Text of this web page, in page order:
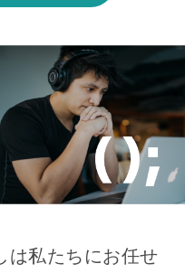
は私たちにお任せ